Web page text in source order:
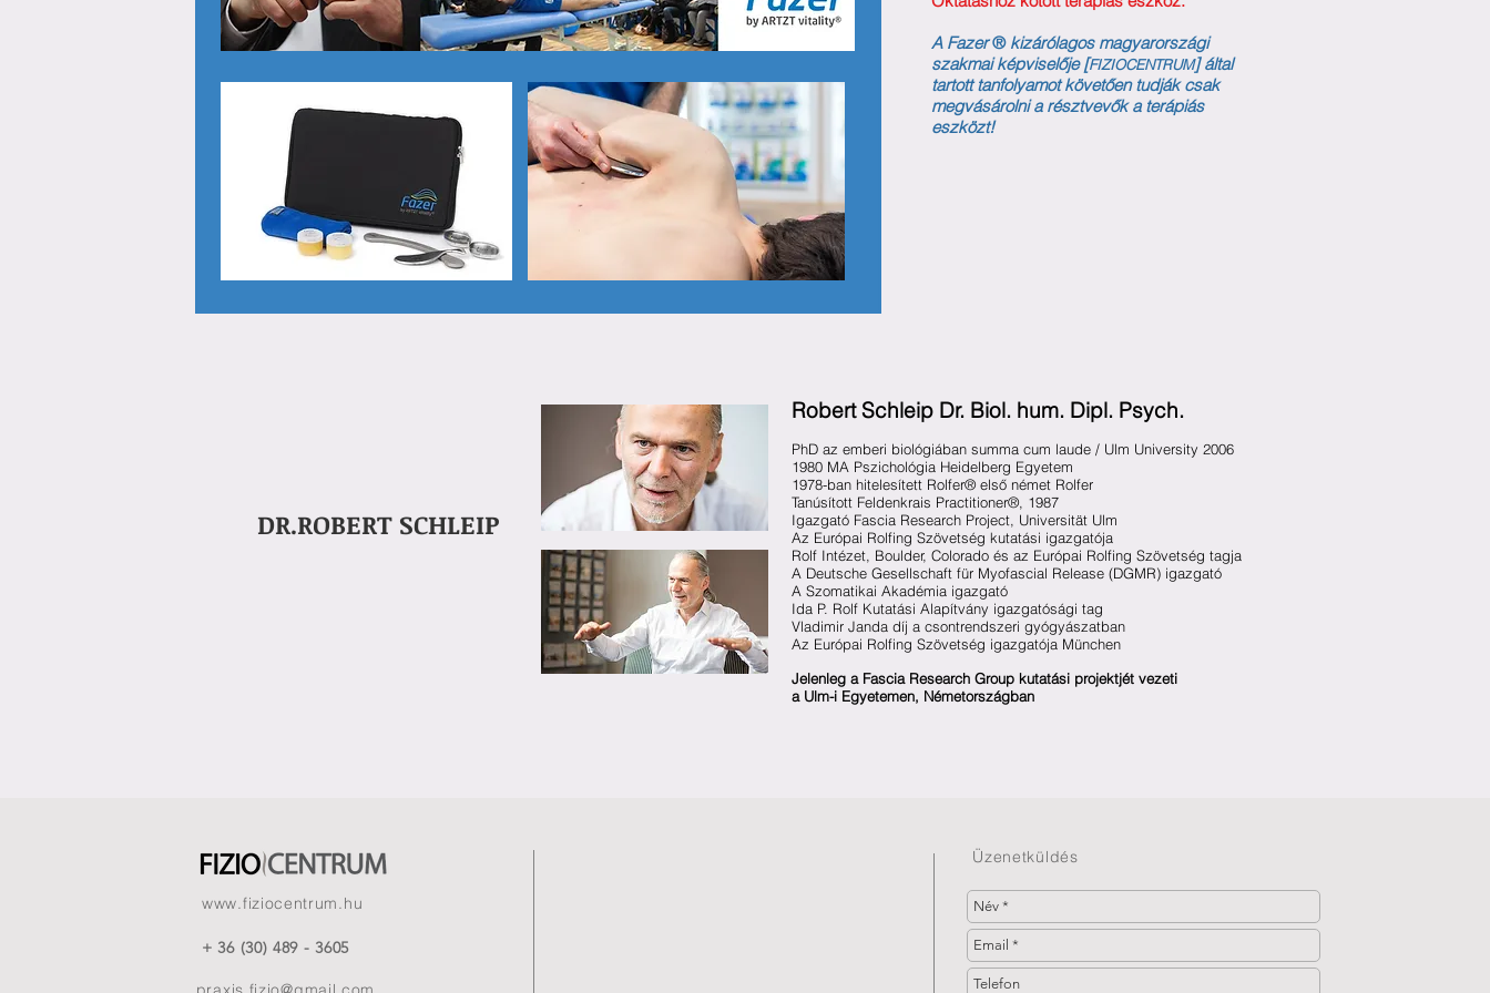
A Fazer®kizárólagos magyarországi
szakmai képviselője [FIZIOCENTRUM] által
tartott tanfolyamot követően tudják csak
megvásárolni a résztvevők a terápiás
eszközt!
DR.ROBERT SCHLEIP
Robert Schleip Dr. Biol. hum. Dipl. Psych.
PhD az emberi biológiában summa cum laude / Ulm University 2006
1980 MA Pszichológia Heidelberg Egyetem
1978-ban hitelesített Rolfer® első német Rolfer
Tanúsított Feldenkrais Practitioner®, 1987
Igazgató Fascia Research Project, Universität Ulm
Az Európai Rolfing Szövetség kutatási igazgatója
Rolf Intézet, Boulder, Colorado és az Európai Rolfing Szövetség tagja
A Deutsche Gesellschaft für Myofascial Release (DGMR) igazgató
A Szomatikai Akadémia igazgató
Ida P. Rolf Kutatási Alapítvány igazgatósági tag
Vladimir Janda díj a csontrendszeri gyógyászatban
Az Európai Rolfing Szövetség igazgatója München
Jelenleg a Fascia Research Group kutatási projektjét vezeti
a Ulm-i Egyetemen, Németországban
+ 36 (30) 489 - 3605
Üzenetküldés
www.fiziocentrum.hu